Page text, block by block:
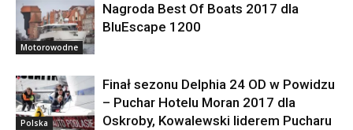
Motorowodne
Nagroda Best Of Boats 2017 dla
BluEscape 1200
Polska
Finał sezonu Delphia 24 OD w Powidzu
– Puchar Hotelu Moran 2017 dla
Oskroby, Kowalewski liderem Pucharu